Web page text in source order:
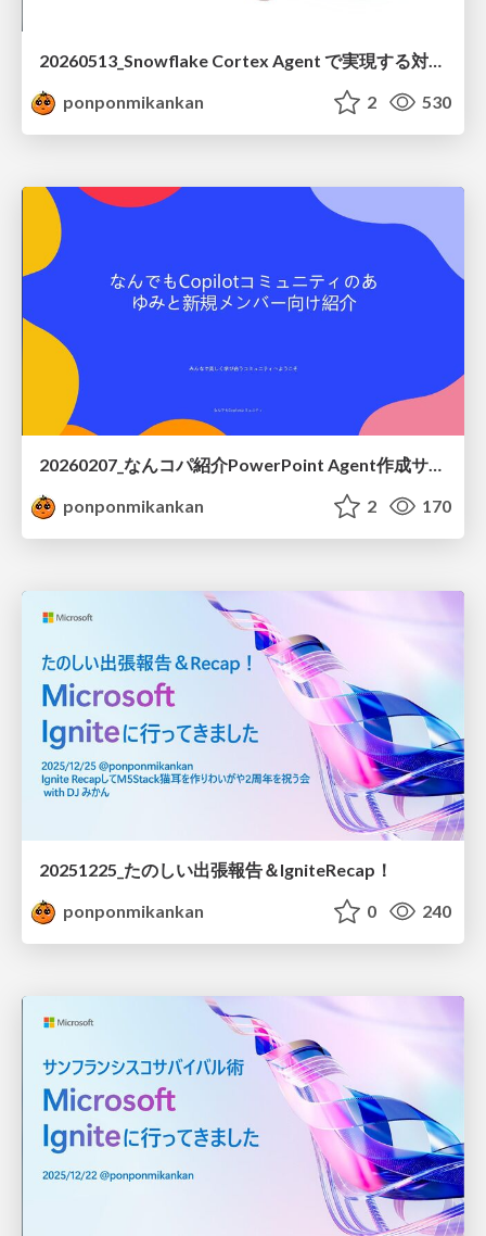
20260513_Snowflake Cortex Agent で実現する対話型 HR 分析
ponponmikankan
2 530
20260207_なんコパ紹介PowerPoint Agent作成サンプル
ponponmikankan
2 170
20251225_たのしい出張報告＆IgniteRecap！
ponponmikankan
0 240